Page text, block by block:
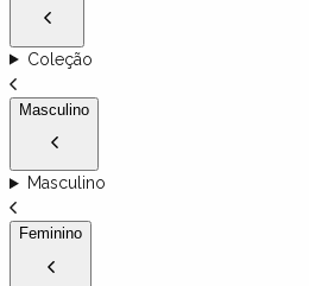
Coleção
Masculino
Masculino
Feminino